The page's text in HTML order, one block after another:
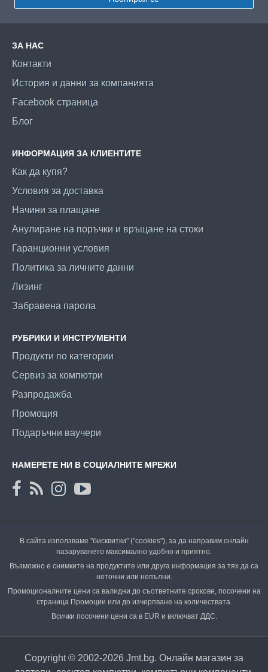
ЗА НАС
Контакти
История и данни за компанията
Facebook страница
Блог
ИНФОРМАЦИЯ ЗА КЛИЕНТИТЕ
Как да купя?
Условия за доставка
Начини за плащане
Анулиране на поръчки и връщане на стоки
Гаранционни условия
Политика за личните данни
Лизинг
Забравена парола
РУБРИКИ И ИНСТРУМЕНТИ
Продукти по категории
Сервиз за компютри
Разпродажба
Промоция
Подаръчни ваучери
НАМЕРЕТЕ НИ В СОЦИАЛНИТЕ МРЕЖИ
В сайта използваме "бисквитки" ("cookies"), за да направим онлайн
пазаруването максимално удобно и приятно.
Възможно е снимките на продуктите или друга информация за тях да са
неточни или непълни.
Промоционалните цени са валидни до съответните срокове, посочени на
страница Промоции или до изчерпване на количествата.
Всички посочени цени са в EUR и включват ДДС.
Copyright © 2002-2026 Jmt.bg. Онлайн магазин за